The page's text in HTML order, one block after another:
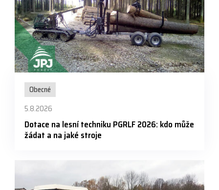
Obecné
5.8.2026
Dotace na lesní techniku PGRLF 2026: kdo může
žádat a na jaké stroje